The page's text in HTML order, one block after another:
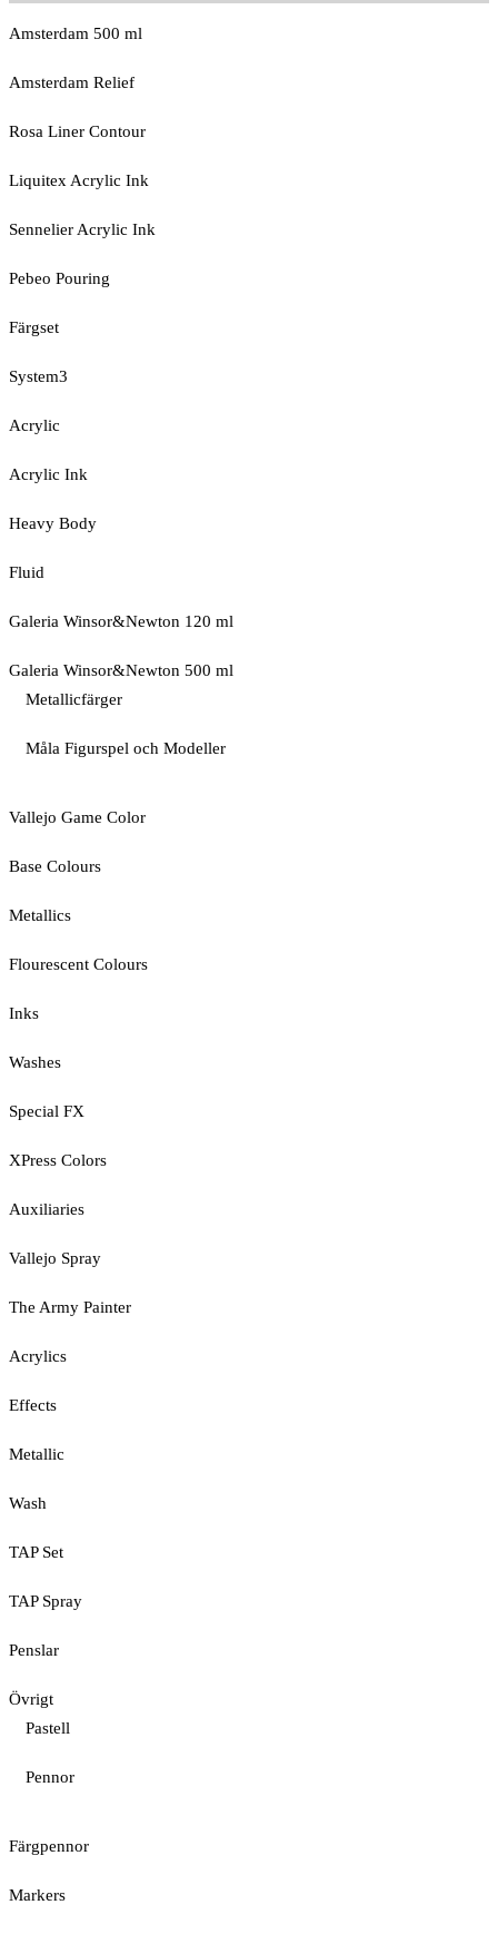
Amsterdam 500 ml
Amsterdam Relief
Rosa Liner Contour
Liquitex Acrylic Ink
Sennelier Acrylic Ink
Pebeo Pouring
Färgset
System3
Acrylic
Acrylic Ink
Heavy Body
Fluid
Galeria Winsor&Newton 120 ml
Galeria Winsor&Newton 500 ml
Metallicfärger
Måla Figurspel och Modeller
Vallejo Game Color
Base Colours
Metallics
Flourescent Colours
Inks
Washes
Special FX
XPress Colors
Auxiliaries
Vallejo Spray
The Army Painter
Acrylics
Effects
Metallic
Wash
TAP Set
TAP Spray
Penslar
Övrigt
Pastell
Pennor
Färgpennor
Markers